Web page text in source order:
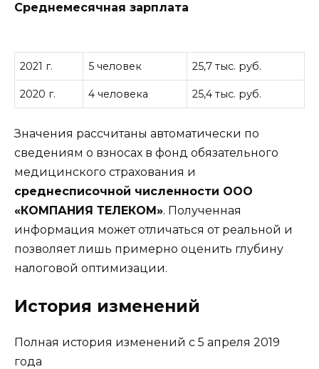
Среднемесячная зарплата
2021 г. 5 человек 25,7 тыс. руб.
2020 г. 4 человека 25,4 тыс. руб.
Значения рассчитаны автоматически по
сведениям о взносах в фонд обязательного
медицинского страхования и
среднесписочной численности ООО
«КОМПАНИЯ ТЕЛЕКОМ». Полученная
информация может отличаться от реальной и
позволяет лишь примерно оценить глубину
налоговой оптимизации.
История изменений
Полная история изменений с 5 апреля 2019
года